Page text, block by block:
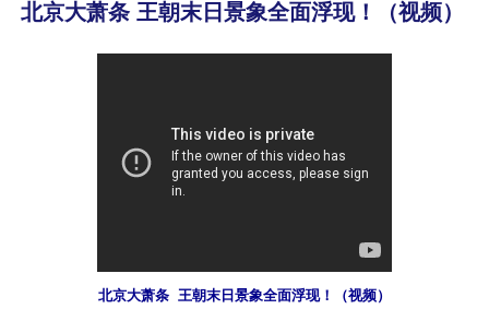
北京大萧条 王朝末日景象全面浮现！（视频）
北京大萧条  王朝末日景象全面浮现！（视频）